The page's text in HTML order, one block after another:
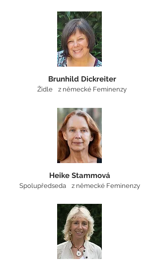
Brunhild Dickreiter
Židle z německé Feminenzy
Heike Stammová
Spolupředseda z německé Feminenzy